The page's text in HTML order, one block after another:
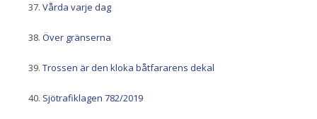
Vårda varje dag
Över gränserna
Trossen är den kloka båtfararens dekal
Sjötrafiklagen 782/2019